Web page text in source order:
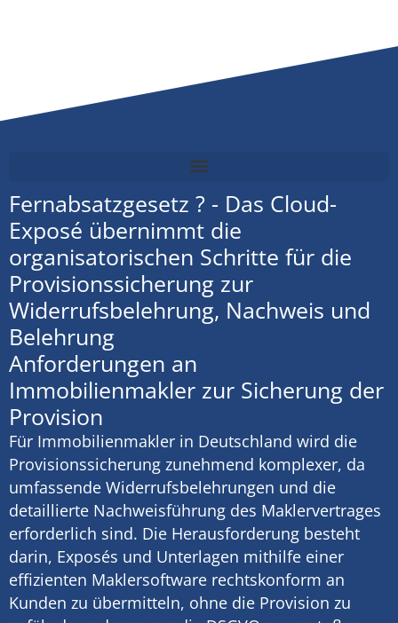
Fernabsatzgesetz ? - Das Cloud-
Exposé übernimmt die
organisatorischen Schritte für die
Provisionssicherung zur
Widerrufsbelehrung, Nachweis und
Belehrung
Anforderungen an
Immobilienmakler zur Sicherung der
Provision
Für Immobilienmakler in Deutschland wird die
Provisionssicherung zunehmend komplexer, da
umfassende Widerrufsbelehrungen und die
detaillierte Nachweisführung des Maklervertrages
erforderlich sind. Die Herausforderung besteht
darin, Exposés und Unterlagen mithilfe einer
effizienten Maklersoftware rechtskonform an
Kunden zu übermitteln, ohne die Provision zu